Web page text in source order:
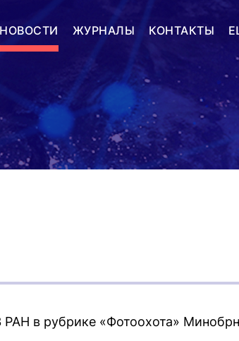
НОВОСТИ ЖУРНАЛЫ КОНТАКТЫ
в рубрике «Фотоохота»